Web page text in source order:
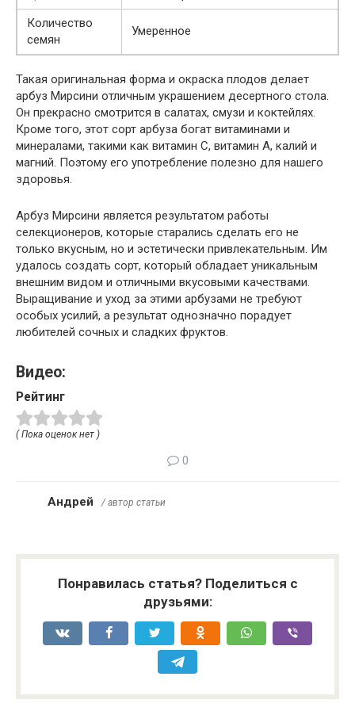
Количество
семян
Умеренное
Такая оригинальная форма и окраска плодов делает
арбуз Мирсини отличным украшением десертного стола.
Он прекрасно смотрится в салатах, смузи и коктейлях.
Кроме того, этот сорт арбуза богат витаминами и
минералами, такими как витамин С, витамин А, калий и
магний. Поэтому его употребление полезно для нашего
здоровья.
Арбуз Мирсини является результатом работы
селекционеров, которые старались сделать его не
только вкусным, но и эстетически привлекательным. Им
удалось создать сорт, который обладает уникальным
внешним видом и отличными вкусовыми качествами.
Выращивание и уход за этими арбузами не требуют
особых усилий, а результат однозначно порадует
любителей сочных и сладких фруктов.
Видео:
Рейтинг
( Пока оценок нет )
0
Андрей / автор статьи
Понравилась статья? Поделиться с
друзьями: